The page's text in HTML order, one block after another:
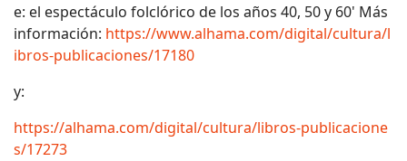
e: el espectáculo folclórico de los años 40, 50 y 60' Más
información: https://www.alhama.com/digital/cultura/l
ibros-publicaciones/17180
y:
https://alhama.com/digital/cultura/libros-publicacione
s/17273